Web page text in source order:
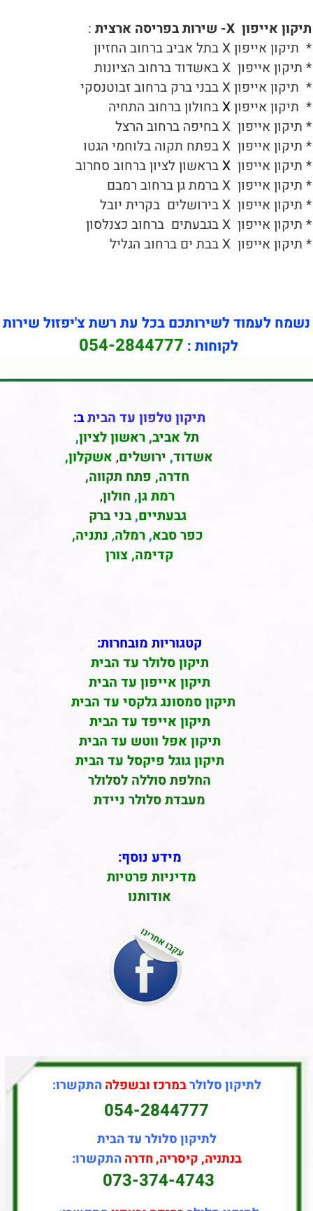
תיקון אייפון X- שירות בפריסה ארצית
:
* תיקון אייפון X בתל אביב ברחוב החזיון
* תיקון אייפון X באשדוד ברחוב הציונות
* תיקון אייפון X בבני ברק ברחוב זבוטנסקי
* תיקון אייפון
בחולון ברחוב התחיה
* תיקון אייפון X
בחיפה ברחוב הרצל
* תיקון אייפון X
בפתח תקוה בלוחמי הגטו
* תיקון אייפון Xבראשון לציון ברחוב סחרוב
* תיקון אייפון X ברמת גן ברחוב רמבם
* תיקון אייפון X בירושלים בקרית יובל
* תיקון אייפון X בגבעתים ברחוב כצנלסון
* תיקון אייפון X בבת ים ברחוב הגליל
נשמח לעמוד לשירותכם בכל עת רשת צ'יפזול שירות
לקוחות : 054-2844777
תיקון טלפון עד הביתב:
תל אביב, ראשון לציון,
אשדוד, ירושלים, אשקלון,
חדרה, פתח תקווה,
רמת גן, חולון,
גבעתיים,בני ברק
כפר סבא,רמלה, נתניה,
קדימה, צורן
קטגוריות מובחרות:
תיקון סלולר עד הבית
תיקון אייפון עד הבית
תיקון סמסונג גלקסי עד הבית
תיקון אייפד עד הבית
תיקון אפל ווטש עד הבית
תיקון גוגל פיקסל עד הבית
החלפת סוללה לסלולר
מעבדת סלולר ניידת
מידע נוסף:
מדיניות פרטיות
אודותנו
לתיקון סלולרבמרכז ובשפלה התקשרו:
054-2844777
לתיקון סלולר עד הבית
בנתניה, קיסריה, חדרה התקשרו:
073-374-4743